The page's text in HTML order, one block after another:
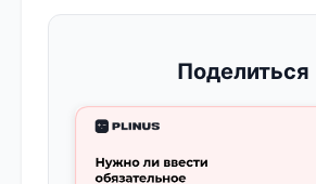
Поделиться